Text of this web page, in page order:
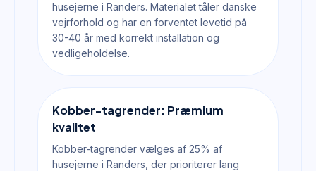
husejerne i Randers. Materialet tåler danske
vejrforhold og har en forventet levetid på
30-40 år med korrekt installation og
vedligeholdelse.
Kobber-tagrender: Præmium
kvalitet
Kobber-tagrender vælges af 25% af
husejerne i Randers, der prioriterer lang